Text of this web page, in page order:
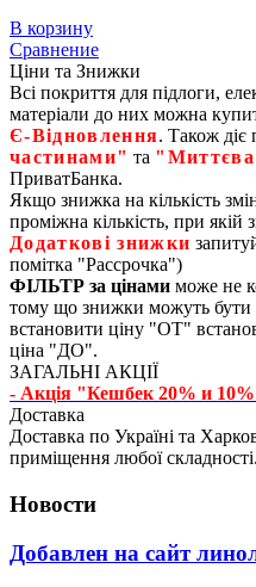
В корзину
Сравнение
Ціни та Знижки
Всі покриття для підлоги,
матеріали до них можна
Є‑Відновлення. Також діє
частинами" та "Миттєва
ПриватБанка.
Якщо знижка на кількість
проміжна кількість, при
Додаткові знижки
помітка "Рассрочка")
ФІЛЬТР за цінами може не
тому що знижки можуть бути
встановити ціну "ОТ"
ціна "ДО".
ЗАГАЛЬНІ АКЦІЇ
- Акція "Кешбек 20% и
Доставка
Доставка по Україні та
приміщення любої складності.
Новости
Добавлен на сайт